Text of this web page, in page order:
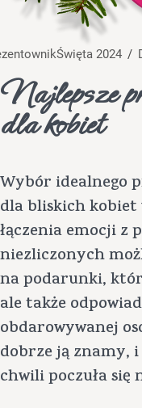
Święta 2024 /
Najlepsze
dla kobiet
Wybór idealnego
dla bliskich
łączenia emocji z
niezliczonych
na podarunki,
ale także
obdarowywanej
dobrze ją znamy,
chwili poczuła się